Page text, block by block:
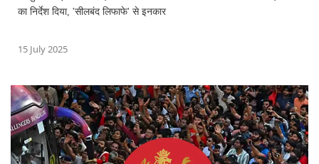
का निर्देश दिया, 'सीलबंद लिफाफे' से इनकार
15 July 2025